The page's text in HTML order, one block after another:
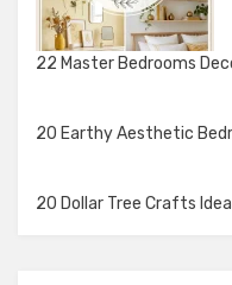
22 Master Bedrooms
20 Earthy Aesthetic
20 Dollar Tree Crafts